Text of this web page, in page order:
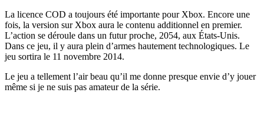
La licence COD a toujours été importante pour Xbox. Encore une
fois, la version sur Xbox aura le contenu additionnel en premier.
L’action se déroule dans un futur proche, 2054, aux États-Unis.
Dans ce jeu, il y aura plein d’armes hautement technologiques. Le
jeu sortira le 11 novembre 2014.
Le jeu a tellement l’air beau qu’il me donne presque envie d’y jouer
même si je ne suis pas amateur de la série.